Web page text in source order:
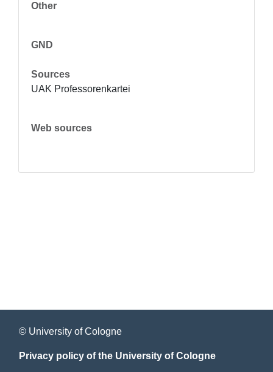
Other
GND
Sources
UAK Professorenkartei
Web sources
© University of Cologne
Privacy policy of the University of Cologne